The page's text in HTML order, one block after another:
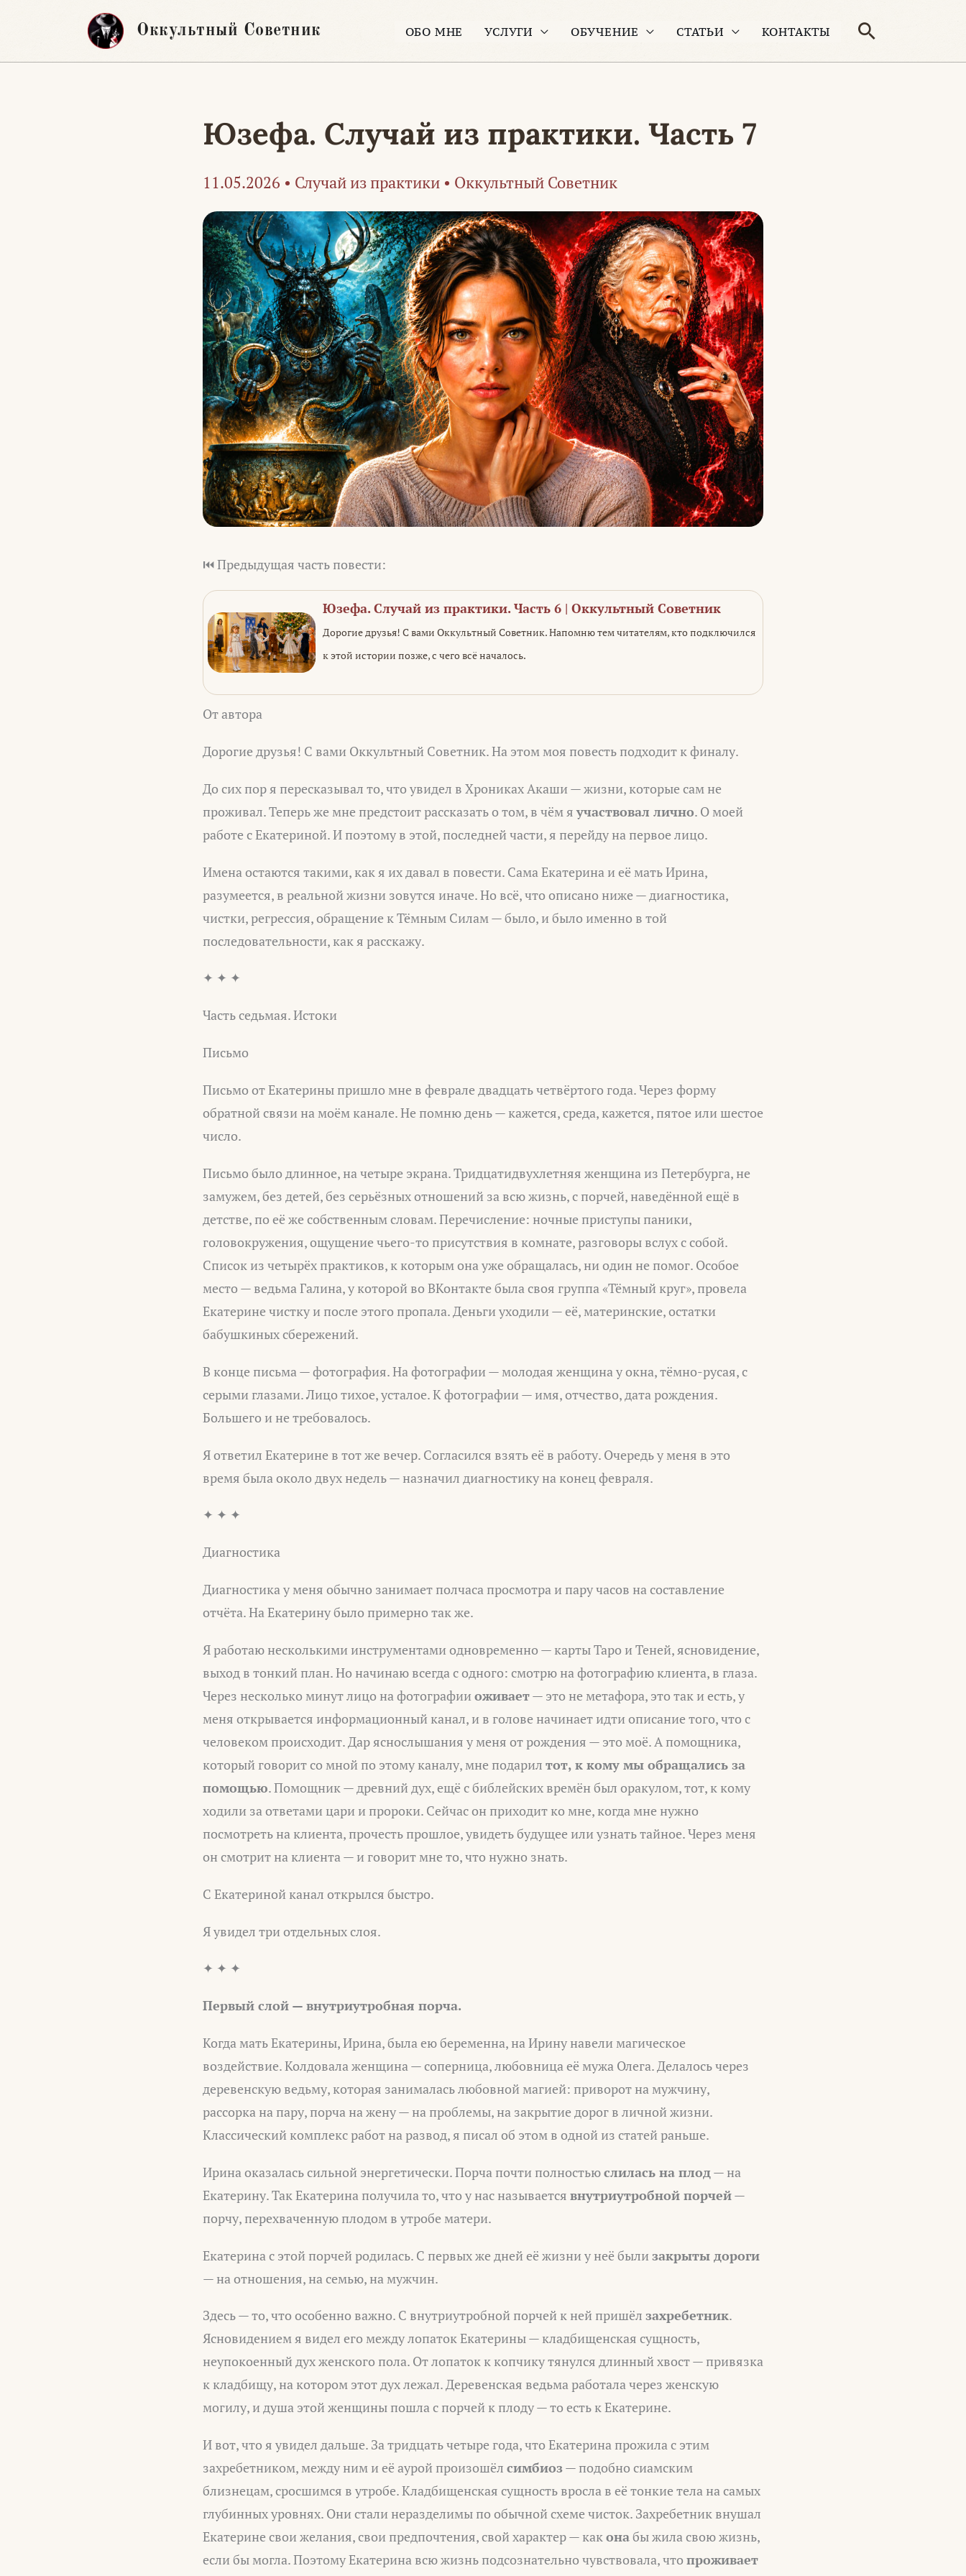
Оккультный Советник ОБО МНЕ УСЛУГИ ОБУЧЕНИЕ СТАТЬИ КОНТАКТЫ Поиск
Юзефа. Случай из практики. Часть 7
11.05.2026 • Случай из практики • Оккультный Советник
⏮️ Предыдущая часть повести:
Юзефа. Случай из практики. Часть 6 | Оккультный Советник
Дорогие друзья! С вами Оккультный Советник. Напомню тем читателям, кто подключился
к этой истории позже, с чего всё началось.
От автора
Дорогие друзья! С вами Оккультный Советник. На этом моя повесть подходит к финалу.
До сих пор я пересказывал то, что увидел в Хрониках Акаши — жизни, которые сам не
проживал. Теперь же мне предстоит рассказать о том, в чём яучаствовал лично. О моей
работе с Екатериной. И поэтому в этой, последней части, я перейду на первое лицо.
Имена остаются такими, как я их давал в повести. Сама Екатерина и её мать Ирина,
разумеется, в реальной жизни зовутся иначе. Но всё, что описано ниже — диагностика,
чистки, регрессия, обращение к Тёмным Силам — было, и было именно в той
последовательности, как я расскажу.
✦ ✦ ✦
Часть седьмая. Истоки
Письмо
Письмо от Екатерины пришло мне в феврале двадцать четвёртого года. Через форму
обратной связи на моём канале. Не помню день — кажется, среда, кажется, пятое или шестое
число.
Письмо было длинное, на четыре экрана. Тридцатидвухлетняя женщина из Петербурга, не
замужем, без детей, без серьёзных отношений за всю жизнь, с порчей, наведённой ещё в
детстве, по её же собственным словам. Перечисление: ночные приступы паники,
головокружения, ощущение чьего-то присутствия в комнате, разговоры вслух с собой.
Список из четырёх практиков, к которым она уже обращалась, ни один не помог. Особое
место — ведьма Галина, у которой во ВКонтакте была своя группа «Тёмный круг», провела
Екатерине чистку и после этого пропала. Деньги уходили — её, материнские, остатки
бабушкиных сбережений.
В конце письма — фотография. На фотографии — молодая женщина у окна, тёмно-русая, с
серыми глазами. Лицо тихое, усталое. К фотографии — имя, отчество, дата рождения.
Большего и не требовалось.
Я ответил Екатерине в тот же вечер. Согласился взять её в работу. Очередь у меня в это
время была около двух недель — назначил диагностику на конец февраля.
✦ ✦ ✦
Диагностика
Диагностика у меня обычно занимает полчаса просмотра и пару часов на составление
отчёта. На Екатерину было примерно так же.
Я работаю несколькими инструментами одновременно — карты Таро и Теней, ясновидение,
выход в тонкий план. Но начинаю всегда с одного: смотрю на фотографию клиента, в глаза.
Через несколько минут лицо на фотографии оживает— это не метафора, это так и есть, у
меня открывается информационный канал, и в голове начинает идти описание того, что с
человеком происходит. Дар яснослышания у меня от рождения — это моё. А помощника,
который говорит со мной по этому каналу, мне подарил тот, к кому мы обращались за
помощью. Помощник — древний дух, ещё с библейских времён был оракулом, тот, к кому
ходили за ответами цари и пророки. Сейчас он приходит ко мне, когда мне нужно
посмотреть на клиента, прочесть прошлое, увидеть будущее или узнать тайное. Через меня
он смотрит на клиента — и говорит мне то, что нужно знать.
С Екатериной канал открылся быстро.
Я увидел три отдельных слоя.
✦ ✦ ✦
Первый слой — внутриутробная порча.
Когда мать Екатерины, Ирина, была ею беременна, на Ирину навели магическое
воздействие. Колдовала женщина — соперница, любовница её мужа Олега. Делалось через
деревенскую ведьму, которая занималась любовной магией: приворот на мужчину,
рассорка на пару, порча на жену — на проблемы, на закрытие дорог в личной жизни.
Классический комплекс работ на развод, я писал об этом в одной из статей раньше.
Ирина оказалась сильной энергетически. Порча почти полностьюслилась на плод— на
Екатерину. Так Екатерина получила то, что у нас называется внутриутробной порчей—
порчу, перехваченную плодом в утробе матери.
Екатерина с этой порчей родилась. С первых же дней её жизни у неё были закрыты дороги
— на отношения, на семью, на мужчин.
Здесь — то, что особенно важно. С внутриутробной порчей к ней пришёл захребетник.
Ясновидением я видел его между лопаток Екатерины — кладбищенская сущность,
неупокоенный дух женского пола. От лопаток к копчику тянулся длинный хвост — привязка
к кладбищу, на котором этот дух лежал. Деревенская ведьма работала через женскую
могилу, и душа этой женщины пошла с порчей к плоду — то есть к Екатерине.
И вот, что я увидел дальше. За тридцать четыре года, что Екатерина прожила с этим
захребетником, между ним и её аурой произошёл симбиоз— подобно сиамским
близнецам, сросшимся в утробе. Кладбищенская сущность вросла в её тонкие тела на самых
глубинных уровнях. Они стали неразделимы по обычной схеме чисток. Захребетник внушал
Екатерине свои желания, свои предпочтения, свой характер — каконабы жила свою жизнь,
если бы могла. Поэтому Екатерина всю жизнь подсознательно чувствовала, что проживает